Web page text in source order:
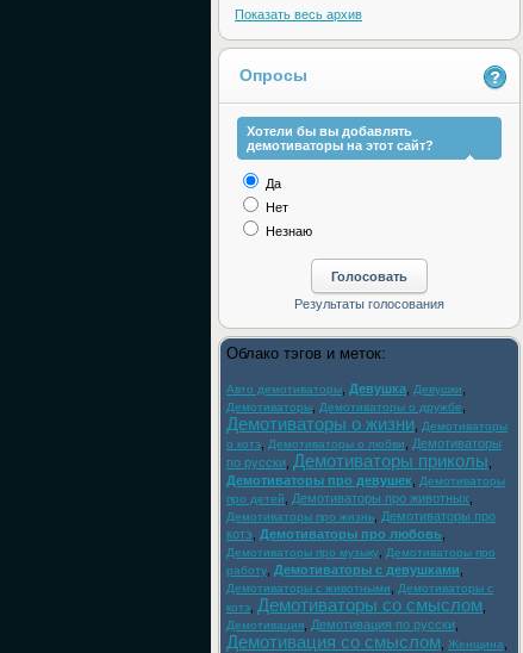
Показать весь архив
Опросы
Хотели бы вы добавлять
демотиваторы на этот сайт?
Да
Нет
Незнаю
Облако тэгов и меток:
Авто демотиваторы Девушка Девушки
Демотиваторы Демотиваторы о дружбе
Демотиваторы о жизни
Демотиваторы
о котэ
Демотиваторы о любви
Демотиваторы
по русски Демотиваторы приколы
Демотиваторы про девушек
Демотиваторы
про детей
Демотиваторы про животных
Демотиваторы про жизнь
Демотиваторы про
котэ
Демотиваторы про любовь
Демотиваторы про музыку
Демотиваторы про
работу
Демотиваторы с девушками
Демотиваторы с животными
Демотиваторы с
котэ
Демотиваторы со смыслом
Демотивация Демотивация по русски
Демотивация со смыслом Женщина